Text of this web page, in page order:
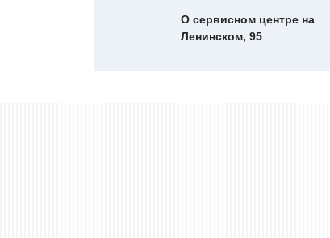
О сервисном центре на
Ленинском, 95